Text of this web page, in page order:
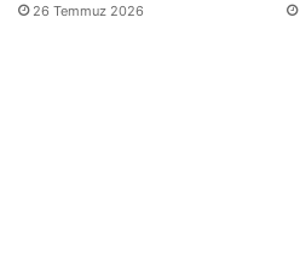
26 Temmuz 2026